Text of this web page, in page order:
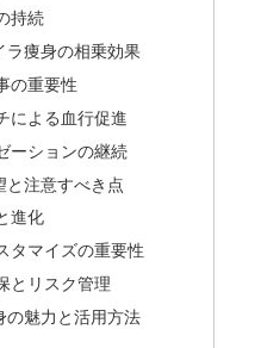
持続
ラ痩身の相乗効果
の重要性
による血行促進
ーションの継続
と注意すべき点
進化
タマイズの重要性
とリスク管理
の魅力と活用方法